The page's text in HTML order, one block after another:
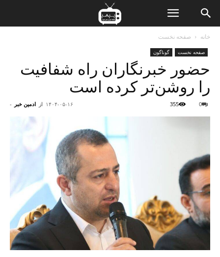
خانه صفحه نخست
صفحه نخست گوناگون
حضور خبرنگاران راه شفافیت
را روشن‌تر کرده است
از ادمین خبر - ۱۴۰۴-۰۵-۱۶ 0
355